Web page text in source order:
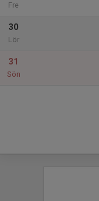
Fre
30
Lör
31
Sön